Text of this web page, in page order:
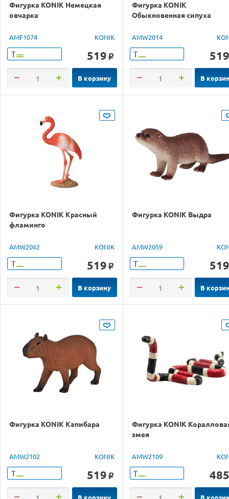
Фигурка KONIK Немецкая
овчарка
AMF1074 KONIK
Т 519 o
В корзину
Фигурка KONIK
Обыкновенная сипуха
AMW2014
Т 519
В
Фигурка KONIK Красный
фламинго
AMW2062 KONIK
Т 519 o
В корзину
Фигурка KONIK Выдра
AMW2059
Т 519
В
Фигурка KONIK Капибара
AMW2102 KONIK
Т 519 o
В корзину
Фигурка KONIK
змея
AMW2109
Т 485
В